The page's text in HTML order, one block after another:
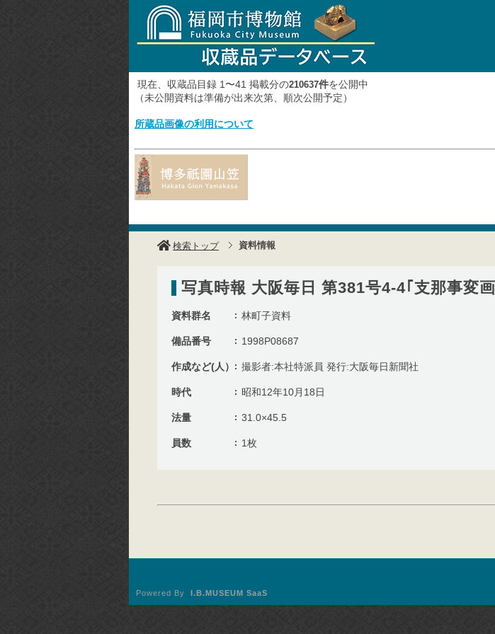
現在、収蔵品目録 1〜41 掲載分の210637件を公開中
（未公開資料は準備が出来次第、順次公開予定）
所蔵品画像の利用について
検索トップ 資料情報
写真時報 大阪毎日 第381号4-4｢支那事変
資料群名 林町子資料
備品番号 1998P08687
作成など(人） 撮影者:本社特派員 発行:大阪毎日新聞社
時代 昭和12年10月18日
法量 31.0×45.5
員数 1枚
Powered By I.B.MUSEUM SaaS